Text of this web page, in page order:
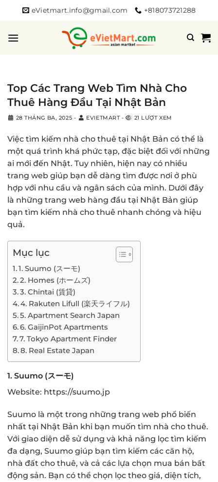
dung
eVietmart.info@gmail.com +818073721288
Top Các Trang Web Tìm Nhà Cho
Thuê Hàng Đầu Tại Nhật Bản
28 THÁNG BA, 2025 - EVIETMART- 21 LƯỢT XEM
Việc tìm kiếm nhà cho thuê tại Nhật Bản có thể là
một quá trình khá phức tạp, đặc biệt đối với những
ai mới đến Nhật. Tuy nhiên, hiện nay có nhiều
trang web giúp bạn dễ dàng tìm được nơi ở phù
hợp với nhu cầu và ngân sách của mình. Dưới đây
là những trang web hàng đầu tại Nhật Bản giúp
bạn tìm kiếm nhà cho thuê nhanh chóng và hiệu
quả.
Mục lục
1. Suumo (スーモ)
2. Homes (ホームズ)
3. Chintai (賃貸)
4. Rakuten Lifull (楽天ライフル)
5. Apartment Search Japan
6. GaijinPot Apartments
7. Tokyo Apartment Finder
8. Real Estate Japan
1. Suumo (スーモ)
Website: https://suumo.jp
Suumo là một trong những trang web phổ biến
nhất tại Nhật Bản khi bạn muốn tìm nhà cho thuê.
Với giao diện dễ sử dụng và khả năng lọc tìm kiếm
đa dạng, Suumo giúp bạn tìm kiếm các căn hộ,
nhà đất cho thuê, và cả các lựa chọn mua bán bất
động sản. Bạn có thể chọn lọc theo giá, diện tích,